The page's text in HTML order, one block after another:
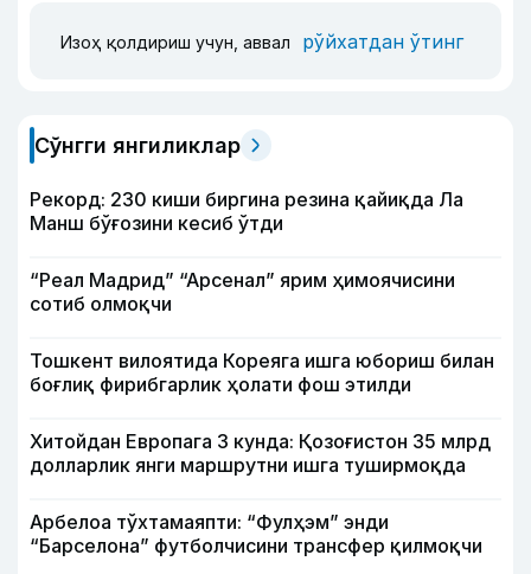
Изоҳ қолдириш учун, аввал рўйхатдан ўтинг
Сўнгги янгиликлар
Рекорд: 230 киши биргина резина қайиқда Ла
Манш бўғозини кесиб ўтди
“Реал Мадрид” “Арсенал” ярим ҳимоячисини
сотиб олмоқчи
Тошкент вилоятида Кореяга ишга юбориш билан
боғлиқ фирибгарлик ҳолати фош этилди
Хитойдан Европага 3 кунда: Қозоғистон 35 млрд
долларлик янги маршрутни ишга туширмоқда
Арбелоа тўхтамаяпти: “Фулҳэм” энди
“Барселона” футболчисини трансфер қилмоқчи